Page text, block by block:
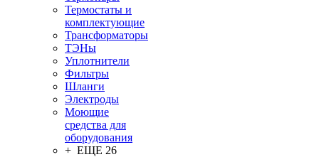
Термостаты и
комплектующие
Трансформаторы
ТЭНы
Уплотнители
Фильтры
Шланги
Электроды
Моющие
средства для
оборудования
+ ЕЩЕ 26